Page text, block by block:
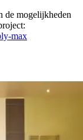
mogelijkheden
max